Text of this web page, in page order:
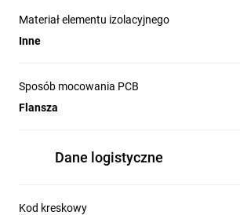
Materiał elementu izolacyjnego
Inne
Sposób mocowania PCB
Flansza
Dane logistyczne
Kod kreskowy